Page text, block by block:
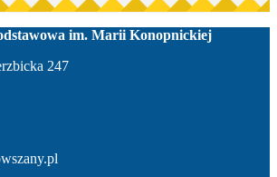
im. Marii Konopnickiej
247